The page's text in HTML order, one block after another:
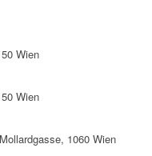
Wien
Wien
1060 Wien